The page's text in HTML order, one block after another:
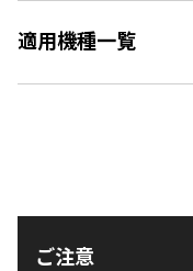
適用機種一覧
ご注意